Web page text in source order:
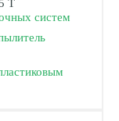
систем